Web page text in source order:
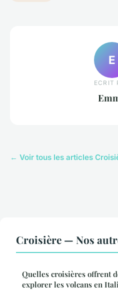
E
ECRIT
← Voir tous les articles
Croisière — Nos
Quelles croisières offrent
explorer les volcans en